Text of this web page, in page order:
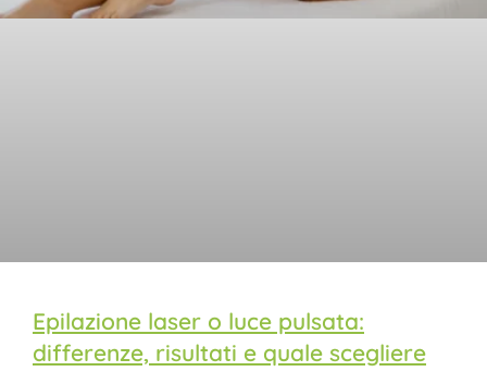
Epilazione laser o luce pulsata:
differenze, risultati e quale scegliere